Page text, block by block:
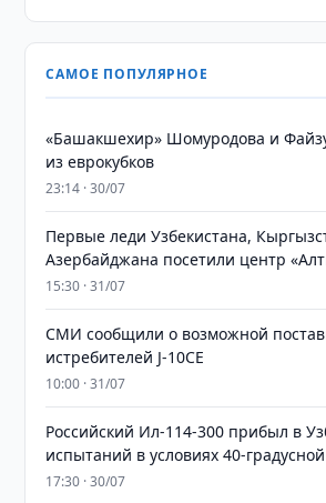
САМОЕ ПОПУЛЯРНОЕ
«Башакшехир» Шомуродова и
из еврокубков
23:14 · 30/07
Первые леди Узбекистана,
Азербайджана посетили центр
15:30 · 31/07
СМИ сообщили о возможной
истребителей J-10CE
10:00 · 31/07
Российский Ил-114-300 прибыл в
испытаний в условиях 40-
17:30 · 30/07